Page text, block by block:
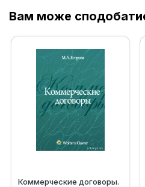
Вам може
Коммерческие договоры.